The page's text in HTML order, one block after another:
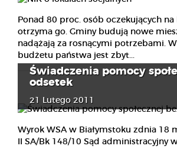
Ponad 80 proc. osób oczekujących
otrzyma go. Gminy budują nowe
nadążają za rosnącymi potrzebami.
budżetu państwa jest zbyt...
Świadczenia pomocy
odsetek
21 Lutego 2011
Wyrok WSA w Białymstoku zdnia 18
II SA/Bk 148/10 Sąd administracyjny